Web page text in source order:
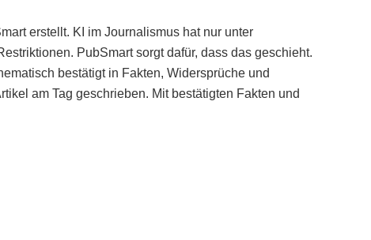
erstellt. KI im Journalismus hat nur unter
PubSmart sorgt dafür, dass das geschieht.
bestätigt in Fakten, Widersprüche und
am Tag geschrieben. Mit bestätigten Fakten und